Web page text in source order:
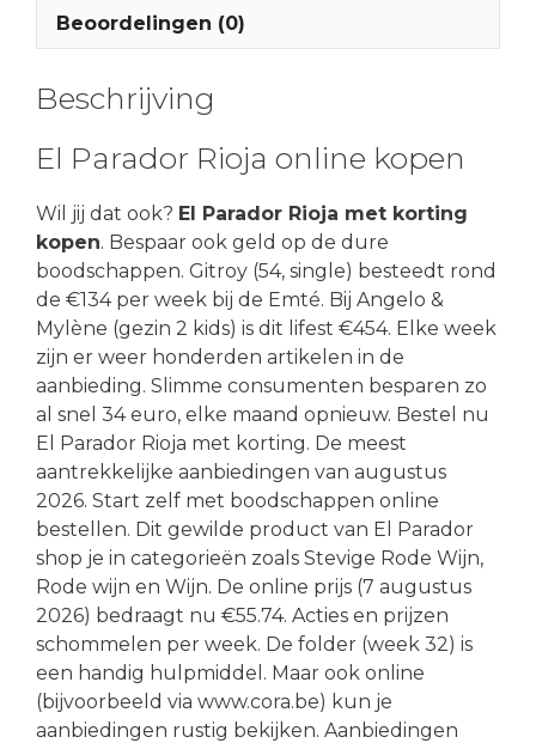
Beoordelingen (0)
Beschrijving
El Parador Rioja online kopen
Wil jij dat ook? El Parador Rioja met korting
kopen. Bespaar ook geld op de dure
boodschappen. Gitroy (54, single) besteedt rond
de €134 per week bij de Emté. Bij Angelo &
Mylène (gezin 2 kids) is dit lifest €454. Elke week
zijn er weer honderden artikelen in de
aanbieding. Slimme consumenten besparen zo
al snel 34 euro, elke maand opnieuw. Bestel nu
El Parador Rioja met korting. De meest
aantrekkelijke aanbiedingen van augustus
2026. Start zelf met boodschappen online
bestellen. Dit gewilde product van El Parador
shop je in categorieën zoals Stevige Rode Wijn,
Rode wijn en Wijn. De online prijs (7 augustus
2026) bedraagt nu €55.74. Acties en prijzen
schommelen per week. De folder (week 32) is
een handig hulpmiddel. Maar ook online
(bijvoorbeeld via www.cora.be) kun je
aanbiedingen rustig bekijken. Aanbiedingen